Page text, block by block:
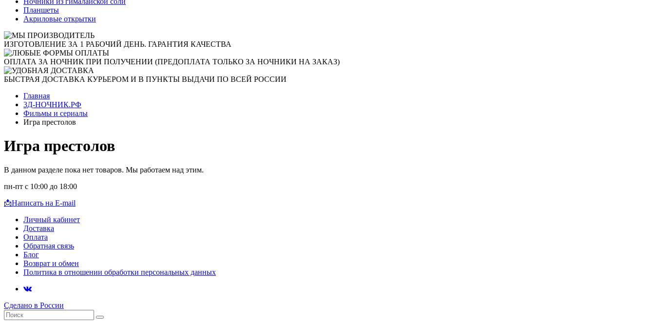
Планшеты
Акриловые открытки
ИЗГОТОВЛЕНИЕ ЗА 1 РАБОЧИЙ ДЕНЬ. ГАРАНТИЯ КАЧЕСТВА
ОПЛАТА ЗА НОЧНИК ПРИ ПОЛУЧЕНИИ (ПРЕДОПЛАТА ТОЛЬКО ЗА НОЧНИКИ НА ЗАКАЗ)
БЫСТРАЯ ДОСТАВКА КУРЬЕРОМ И В ПУНКТЫ ВЫДАЧИ ПО ВСЕЙ РОССИИ
Главная
3Д-НОЧНИК.РФ
Фильмы и сериалы
Игра престолов
Игра престолов
В данном разделе пока нет товаров. Мы работаем над этим.
пн-пт с 10:00 до 18:00
📩Написать на E-mail
Личный кабинет
Доставка
Оплата
Обратная связь
Блог
Возврат и обмен
Политика в отношении обработки персональных данных
Сделано в России